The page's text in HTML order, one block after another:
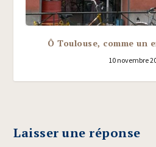
Ô Toulouse, comme un
10 novembre
Laisser une réponse